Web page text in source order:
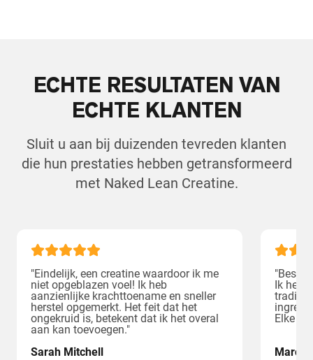
ECHTE RESULTATEN VAN
ECHTE KLANTEN
Sluit u aan bij duizenden tevreden klanten
die hun prestaties hebben getransformeerd
met Naked Lean Creatine.
"Eindelijk, een creatine waardoor ik me
niet opgeblazen voel! Ik heb
aanzienlijke krachttoename en sneller
herstel opgemerkt. Het feit dat het
ongekruid is, betekent dat ik het overal
aan kan toevoegen."
Sarah Mitchell
"Beste
Ik heb
Elke
Nu Kopen